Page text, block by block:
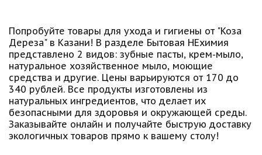
Попробуйте товары для ухода и гигиены от "Коза
Дереза" в Казани! В разделе Бытовая НЕхимия
представлено 2 видов: зубные пасты, крем-мыло,
натуральное хозяйственное мыло, моющие
средства и другие. Цены варьируются от 170 до
340 рублей. Все продукты изготовлены из
натуральных ингредиентов, что делает их
безопасными для здоровья и окружающей среды.
Заказывайте онлайн и получайте быструю доставку
экологичных товаров прямо к вашему столу!